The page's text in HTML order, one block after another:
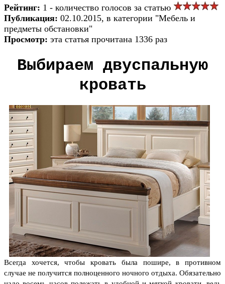
Рейтинг: 1 - количество голосов за статью
Публикация: 02.10.2015, в категории "Мебель и
предметы обстановки"
Просмотр: эта статья прочитана 1336 раз
Выбираем двуспальную
кровать
Всегда хочется, чтобы кровать была пошире, в противном
случае не получится полноценного ночного отдыха. Обязательно